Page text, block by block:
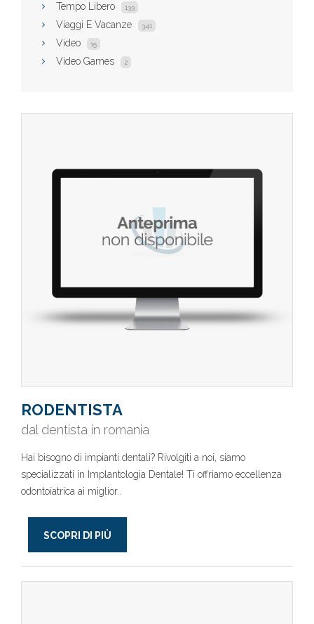
Tempo Libero 133
Viaggi E Vacanze 341
Video 15
Video Games 2
RODENTISTA
dal dentista in romania
Hai bisogno di impianti dentali? Rivolgiti a noi, siamo
specializzati in Implantologia Dentale! Ti offriamo eccellenza
odontoiatrica ai miglior..
SCOPRI DI PIÙ